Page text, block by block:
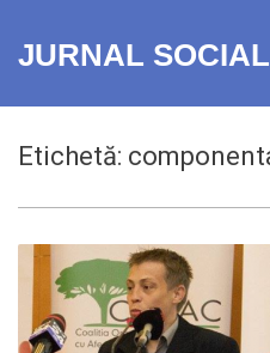
JURNAL SOCIAL
Etichetă: